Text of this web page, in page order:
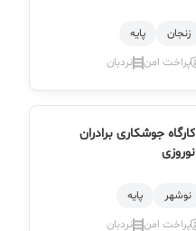
زنجان
پایه
پراخت امن
نردبان
کارگاه جوشکاری برادران
نوروزی
نوشهر
پایه
پراخت امن
نردبان